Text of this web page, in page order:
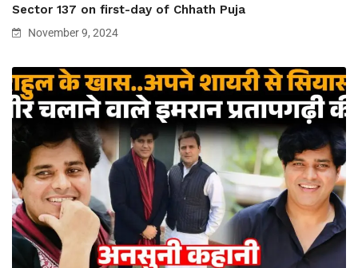
Sector 137 on first-day of Chhath Puja
November 9, 2024